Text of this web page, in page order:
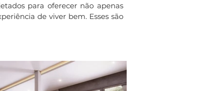
para oferecer não apenas
de viver bem. Esses são